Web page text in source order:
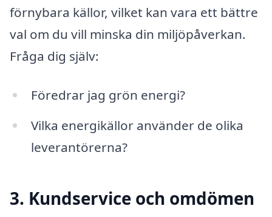
förnybara källor, vilket kan vara ett bättre
val om du vill minska din miljöpåverkan.
Fråga dig själv:
Föredrar jag grön energi?
Vilka energikällor använder de olika
leverantörerna?
3. Kundservice och omdömen